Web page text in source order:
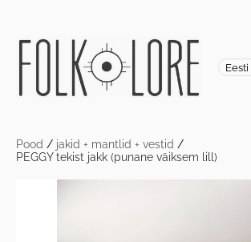
Pood / jakid + mantlid + vestid /
PEGGY tekist jakk (punane väiksem lill)